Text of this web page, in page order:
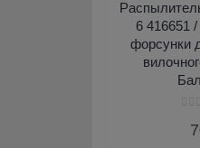
6 416651
форсунки